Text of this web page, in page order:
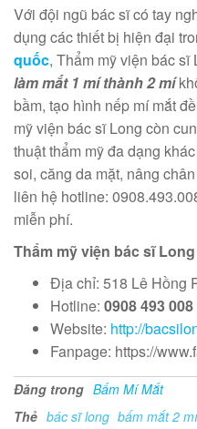
Với đội ngũ bác sĩ có tay
dụng các thiết bị hiện đại
quốc, Thẩm mỹ viện bác
làm mắt 1 mí thành 2 mí
bầm, tạo hình nếp mí mắt
mỹ viện bác sĩ Long còn
thuật thẩm mỹ đa dạng
soi, căng da mặt, nâng
liên hệ hotline:
miễn phí.
Thẩm mỹ viện bác sĩ Long
Địa chỉ: 518 Lê Hồng
Hotline: 0908 493 008
Website: http://
Fanpage: https://
Đăng trong Bấm Mí Mắt
Thẻ bác sĩ long bấm mắt 2